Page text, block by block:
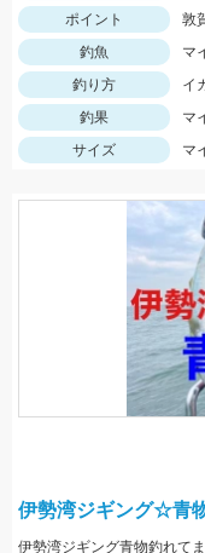
ポイント
敦
釣魚
マ
釣り方
イ
釣果
マ
サイズ
マ
伊勢湾ジギング☆青